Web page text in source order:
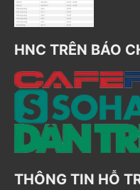
HNC TRÊN BÁO
THÔNG TIN HỖ